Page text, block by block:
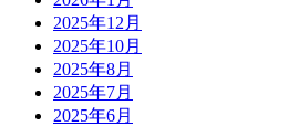
2025年12月
2025年10月
2025年8月
2025年7月
2025年6月